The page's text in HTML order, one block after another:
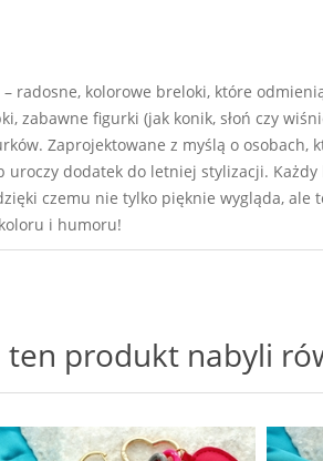
radosne, kolorowe breloki, które
zabawne figurki (jak konik, słoń czy
Zaprojektowane z myślą o
dodatek do letniej stylizacji.
czemu nie tylko pięknie wygląda,
i humoru!
produkt nabyli